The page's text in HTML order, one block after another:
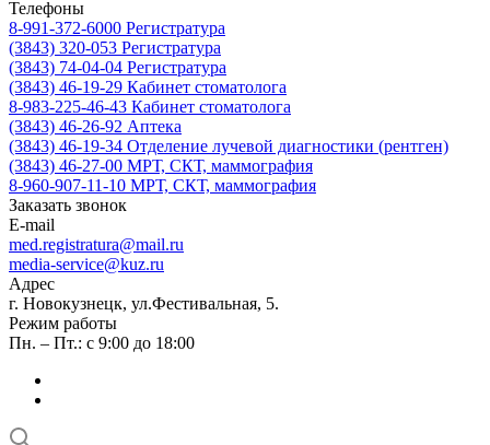
Телефоны
8-991-372-6000 Регистратура
(3843) 320-053 Регистратура
(3843) 74-04-04 Регистратура
(3843) 46-19-29 Кабинет стоматолога
8-983-225-46-43 Кабинет стоматолога
(3843) 46-26-92 Аптека
(3843) 46-19-34 Отделение лучевой диагностики (рентген)
(3843) 46-27-00 МРТ, СКТ, маммография
8-960-907-11-10 МРТ, СКТ, маммография
Заказать звонок
E-mail
med.registratura@mail.ru
media-service@kuz.ru
Адрес
г. Новокузнецк, ул.Фестивальная, 5.
Режим работы
Пн. – Пт.: с 9:00 до 18:00